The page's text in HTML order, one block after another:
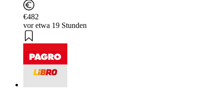
€482
vor etwa 19 Stunden